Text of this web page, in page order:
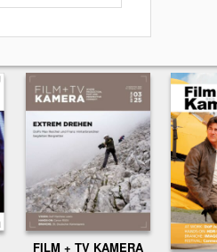
FILM + TV KAMERA